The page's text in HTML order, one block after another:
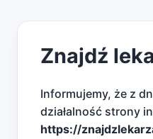
Znajdź
Informujemy, że z
działalność strony
https://